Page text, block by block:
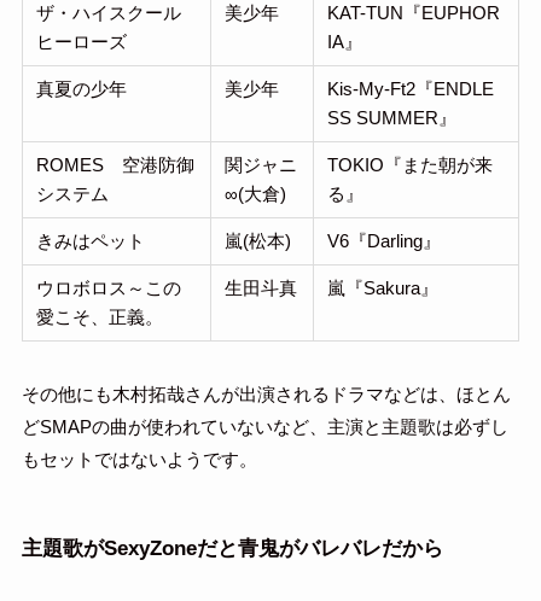
ザ・ハイスクール
ヒーローズ
美少年
KAT-TUN『EUPHOR
IA』
真夏の少年 美少年
Kis-My-Ft2『ENDLE
SS SUMMER』
ROMES 空港防御
システム
関ジャニ
∞(大倉)
TOKIO『また朝が来
る』
きみはペット 嵐(松本) V6『Darling』
ウロボロス～この
愛こそ、正義。
生田斗真 嵐『Sakura』
その他にも木村拓哉さんが出演されるドラマなどは、ほとん
どSMAPの曲が使われていないなど、主演と主題歌は必ずし
もセットではないようです。
主題歌がSexyZoneだと青鬼がバレバレだから